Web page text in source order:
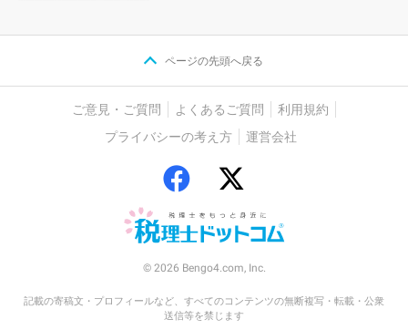
ページの先頭へ戻る
ご意見・ご質問 よくあるご質問
利用規約
プライバシーの考え方
運営会社
© 2026 Bengo4.com, Inc.
記載の寄稿文・プロフィールなど、すべてのコンテンツの無断複写・転載・公衆
送信等を禁じます